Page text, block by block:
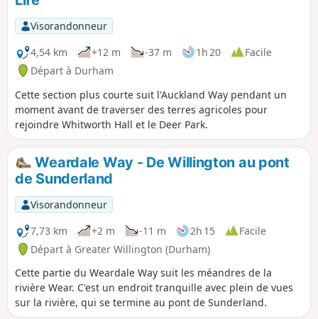
Visorandonneur
4,54 km
+12 m -37 m 1h 20
Facile
Départ à Durham
Cette section plus courte suit l'Auckland Way pendant un
moment avant de traverser des terres agricoles pour
rejoindre Whitworth Hall et le Deer Park.
Weardale Way - De Willington au pont
de Sunderland
Visorandonneur
7,73 km
+2 m -11 m 2h 15
Facile
Départ à Greater Willington (Durham)
Cette partie du Weardale Way suit les méandres de la
rivière Wear. C'est un endroit tranquille avec plein de vues
sur la rivière, qui se termine au pont de Sunderland.